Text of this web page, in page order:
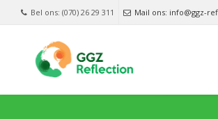
Bel ons: (070) 26 29 311 Mail ons: info@ggz-